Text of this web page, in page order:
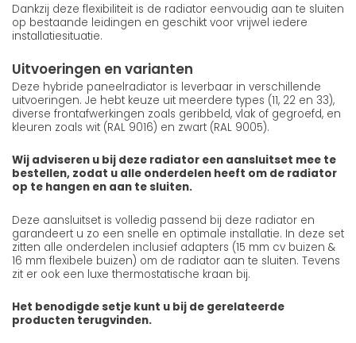
Dankzij deze flexibiliteit is de radiator eenvoudig aan te sluiten
op bestaande leidingen en geschikt voor vrijwel iedere
installatiesituatie.
Uitvoeringen en varianten
Deze hybride paneelradiator is leverbaar in verschillende
uitvoeringen. Je hebt keuze uit meerdere types (11, 22 en 33),
diverse frontafwerkingen zoals geribbeld, vlak of gegroefd, en
kleuren zoals wit (RAL 9016) en zwart (RAL 9005).
Wij adviseren u bij deze radiator een aansluitset mee te
bestellen, zodat u alle onderdelen heeft om de radiator
op te hangen en aan te sluiten.
Deze aansluitset is volledig passend bij deze radiator en
garandeert u zo een snelle en optimale installatie. In deze set
zitten alle onderdelen inclusief adapters (15 mm cv buizen &
16 mm flexibele buizen) om de radiator aan te sluiten. Tevens
zit er ook een luxe thermostatische kraan bij.
Het benodigde setje kunt u bij de gerelateerde
producten terugvinden.